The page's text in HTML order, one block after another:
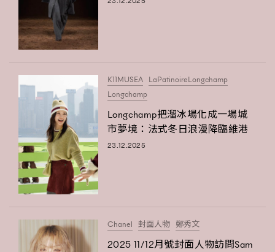
K11MUSEA LaPatinoireLongchamp
Longchamp
Longchamp把溜冰場化成一場城
市夢境：法式冬日浪漫降臨維港
23.12.2025
Chanel 封面人物 鄭秀文
2025 11/12月號封面人物訪問Sam